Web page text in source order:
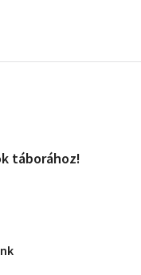
táborához!